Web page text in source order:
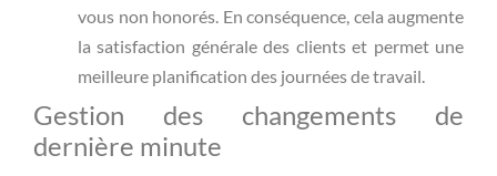
vous non honorés. En conséquence, cela augmente
la satisfaction générale des clients et permet une
meilleure planification des journées de travail.
Gestion des changements de
dernière minute